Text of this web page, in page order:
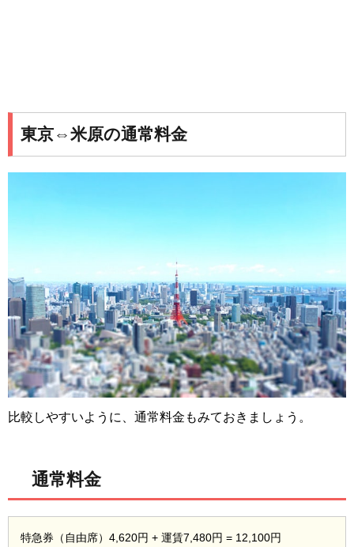
東京⇔米原の通常料金
比較しやすいように、通常料金もみておきましょう。
通常料金
特急券（自由席）4,620円 + 運賃7,480円 = 12,100円